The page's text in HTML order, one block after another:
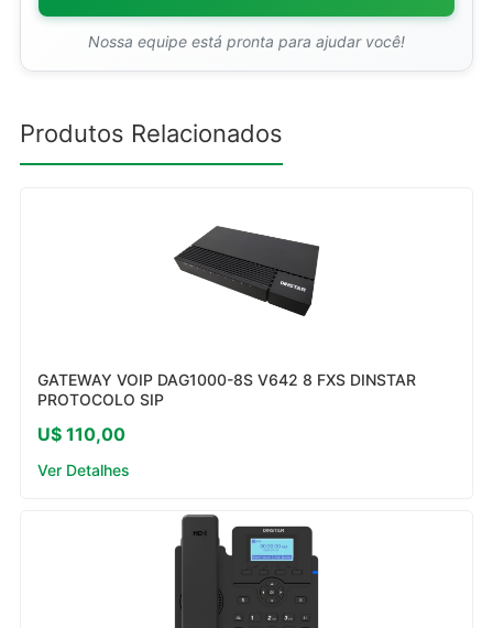
Nossa equipe está pronta para ajudar você!
Produtos Relacionados
GATEWAY VOIP DAG1000-8S V642 8 FXS DINSTAR
PROTOCOLO SIP
U$ 110,00
Ver Detalhes